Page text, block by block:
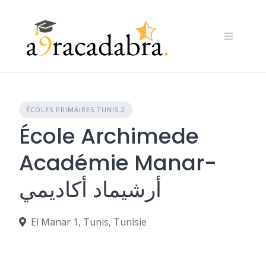
ÉCOLES PRIMAIRES TUNIS 2
École Archimede
Académie Manar-
أرشيماد أكاديمي
El Manar 1, Tunis, Tunisie